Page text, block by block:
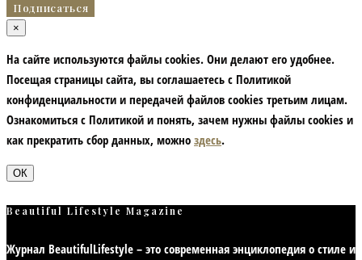
×
На сайте используются файлы cookies. Они делают его удобнее.
Посещая страницы сайта, вы соглашаетесь с Политикой
конфиденциальности и передачей файлов cookies третьим лицам.
Ознакомиться с Политикой и понять, зачем нужны файлы сookies и
как прекратить сбор данных, можно здесь.
ОК
Beautiful Lifestyle Magazine
Журнал BeautifulLifestyle – это современная энциклопедия о стиле и